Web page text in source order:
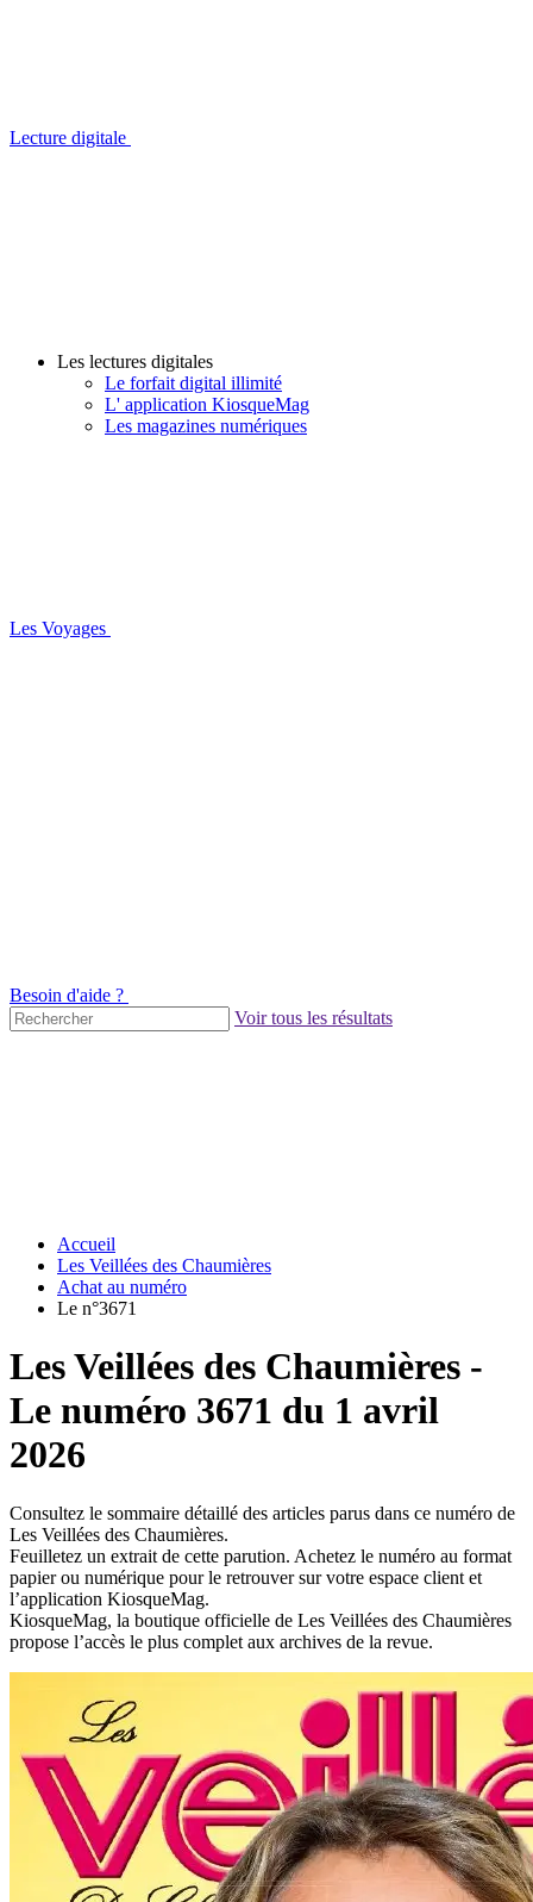
Lecture digitale
Les lectures digitales
Le forfait digital illimité
L' application KiosqueMag
Les magazines numériques
Les Voyages
Besoin d'aide ?
Voir tous les résultats
Accueil
Les Veillées des Chaumières
Achat au numéro
Le n°3671
Les Veillées des Chaumières -
Le numéro 3671 du 1 avril
2026
Consultez le sommaire détaillé des articles parus dans ce numéro de
Les Veillées des Chaumières.
Feuilletez un extrait de cette parution. Achetez le numéro au format
papier ou numérique pour le retrouver sur votre espace client et
l’application KiosqueMag.
KiosqueMag, la boutique officielle de Les Veillées des Chaumières
propose l’accès le plus complet aux archives de la revue.